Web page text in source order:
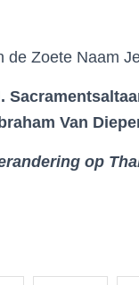
Zoete Naam
Van
op